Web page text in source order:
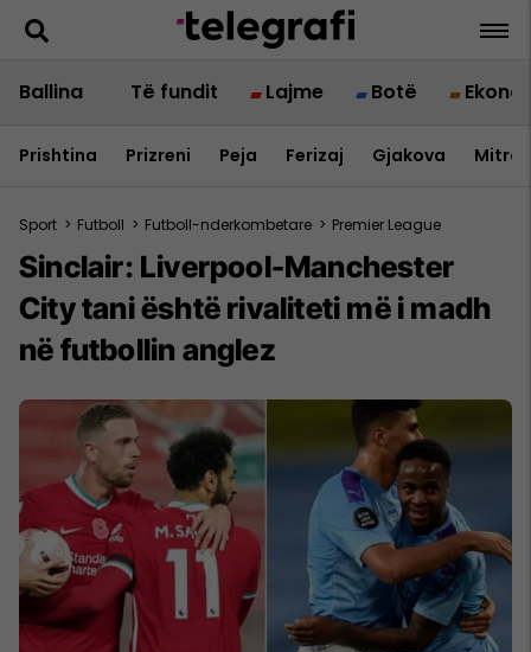
Ballina Të fundit Lajme Botë
Prishtina Prizreni Peja Ferizaj Gjakova
Sport > Futboll > Futboll-nderkombetare > Premier League
Sinclair: Liverpool-Manchester
City tani është rivaliteti më i madh
në futbollin anglez